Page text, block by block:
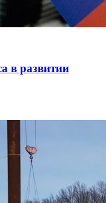
в развитии